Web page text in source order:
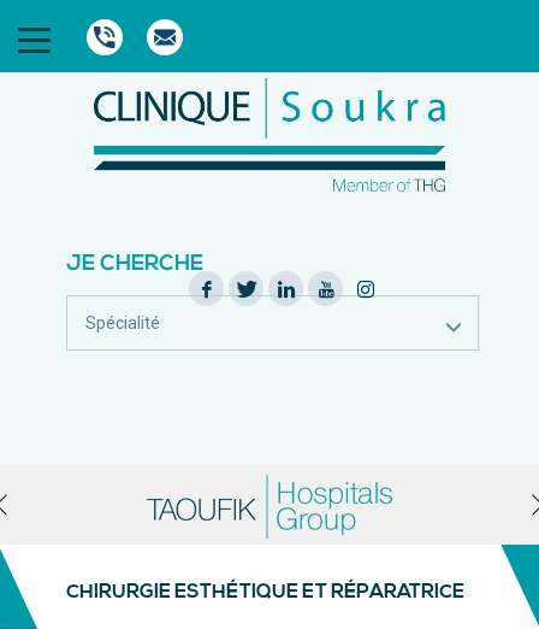
JE CHERCHE
Spécialité
CHIRURGIE ESTHÉTIQUE ET RÉPARATRICE